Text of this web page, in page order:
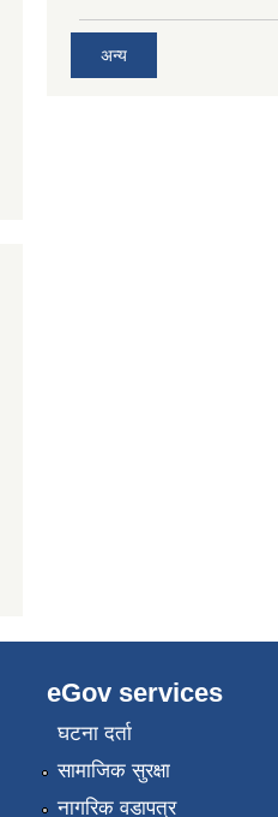
अन्य
eGov services
घटना दर्ता
सामाजिक सुरक्षा
नागरिक वडापत्र